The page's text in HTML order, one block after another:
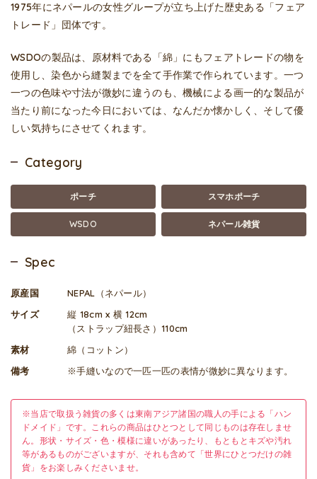
1975年にネパールの女性グループが立ち上げた歴史ある「フェア
トレード」団体です。
WSDOの製品は、原材料である「綿」にもフェアトレードの物を
使用し、染色から縫製までを全て手作業で作られています。一つ
一つの色味や寸法が微妙に違うのも、機械による画一的な製品が
当たり前になった今日においては、なんだか懐かしく、そして優
しい気持ちにさせてくれます。
Category
ポーチ スマホポーチ
WSDO ネパール雑貨
Spec
原産国
NEPAL（ネパール）
サイズ
縦 18cm x 横 12cm
（ストラップ紐長さ）110cm
素材
綿（コットン）
備考
※手縫いなので一匹一匹の表情が微妙に異なります。
※当店で取扱う雑貨の多くは東南アジア諸国の職人の手による「ハン
ドメイド」です。これらの商品はひとつとして同じものは存在しませ
ん。形状・サイズ・色・模様に違いがあったり、もともとキズや汚れ
等があるものがございますが、それも含めて「世界にひとつだけの雑
貨」をお楽しみくださいませ。